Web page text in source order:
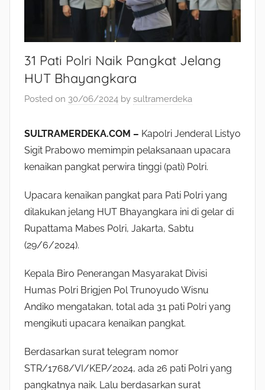
31 Pati Polri Naik Pangkat Jelang
HUT Bhayangkara
Posted on 30/06/2024 by sultramerdeka
SULTRAMERDEKA.COM – Kapolri Jenderal Listyo
Sigit Prabowo memimpin pelaksanaan upacara
kenaikan pangkat perwira tinggi (pati) Polri.
Upacara kenaikan pangkat para Pati Polri yang
dilakukan jelang HUT Bhayangkara ini di gelar di
Rupattama Mabes Polri, Jakarta, Sabtu
(29/6/2024).
Kepala Biro Penerangan Masyarakat Divisi
Humas Polri Brigjen Pol Trunoyudo Wisnu
Andiko mengatakan, total ada 31 pati Polri yang
mengikuti upacara kenaikan pangkat.
Berdasarkan surat telegram nomor
STR/1768/VI/KEP/2024, ada 26 pati Polri yang
pangkatnya naik. Lalu berdasarkan surat